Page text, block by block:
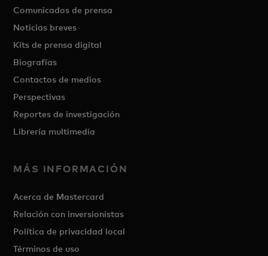
Comunicados de prensa
Noticias breves
Kits de prensa digital
Biografías
Contactos de medios
Perspectivas
Reportes de investigación
Librería multimedia
MÁS INFORMACIÓN
Acerca de Mastercard
Relación con inversionistas
Política de privacidad local
Términos de uso